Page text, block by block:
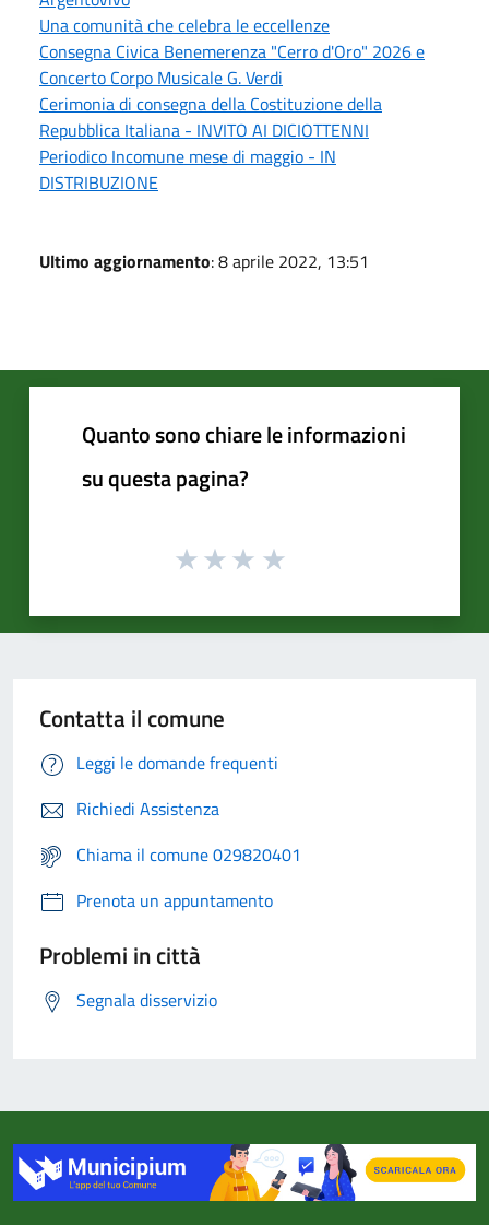
Una comunità che celebra le eccellenze
Consegna Civica Benemerenza "Cerro d'Oro" 2026 e
Concerto Corpo Musicale G. Verdi
Cerimonia di consegna della Costituzione della
Repubblica Italiana - INVITO AI DICIOTTENNI
Periodico Incomune mese di maggio - IN
DISTRIBUZIONE
Ultimo aggiornamento: 8 aprile 2022, 13:51
Quanto sono chiare le informazioni
su questa pagina?
Contatta il comune
Leggi le domande frequenti
Richiedi Assistenza
Chiama il comune 029820401
Prenota un appuntamento
Problemi in città
Segnala disservizio